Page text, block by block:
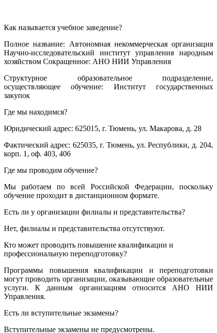
Как называется учебное заведение?
Полное название: Автономная некоммерческая организация
Научно-исследовательский институт управления народным
хозяйством Сокращенное: АНО НИИ Управления
Структурное образовательное подразделение,
осуществляющее обучение: Институт государственных
закупок
Где мы находимся?
Юридический адрес: 625015, г. Тюмень, ул. Макарова, д. 28
Фактический адрес: 625035, г. Тюмень, ул. Республики, д. 204,
корп. 1, оф. 403, 406
Где мы проводим обучение?
Мы работаем по всей Российской Федерации, поскольку
обучение проходит в дистанционном формате.
Есть ли у организации филиалы и представительства?
Нет, филиалы и представительства отсутствуют.
Кто может проводить повышение квалификации и
профессиональную переподготовку?
Программы повышения квалификации и переподготовки
могут проводить организации, оказывающие образовательные
услуги. К данным организациям относится АНО НИИ
Управления.
Есть ли вступительные экзамены?
Вступительные экзамены не предусмотрены.